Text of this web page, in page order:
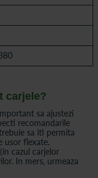
carjele?
sa ajustezi
recomandarile
sa iti permita
usor flexate.
cazul carjelor
In mers, urmeaza